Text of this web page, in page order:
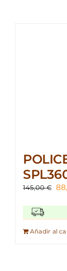
145,00€ El
Añadir al